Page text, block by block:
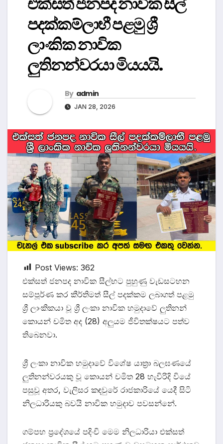
පදක්කම්ලාභී පළමු ශ්‍රී
ලාංකික නාවික
ලුතිනන්වරයා මියයයි.
By admin
JAN 28, 2026
Post Views: 362
එක්සත් ජනපද නාවික සීල්භට පුහුණු වැඩසටහන
සම්පූර්ණ කර කීර්තිමත් සීල් පදක්කම ලබාගත් පළමු
ශ්‍රී ලාංකිකයා වූ ශ්‍රී ලංකා නාවික හමුදාවේ ලුතිනන්
කොයන් චමිත අද (28) අලුයම ජීවිතක්ෂයට පත්ව
තිබෙනවා.
ශ්‍රී ලංකා නාවික හමුදාවේ විශේෂ යාත්‍රා බලඝණයේ
ලුතිනන්වරයකු වූ කොයන් චමිත 28 හැවිරිදි වියේ
පසුවූ අතර, වැලිසර කඳවුරේ රාජකාරියේ යෙදී සිටි
නිලධාරියකු බවයි නාවික හමුදාව පවසන්නේ.
ගම්පහ ප්‍රදේශයේ පදිංචි මෙම නිලධාරියා එක්සත්